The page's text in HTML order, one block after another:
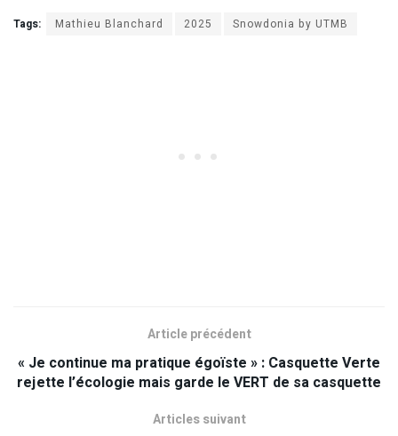
Tags: Mathieu Blanchard 2025 Snowdonia by UTMB
Article précédent
« Je continue ma pratique égoïste » : Casquette Verte
rejette l’écologie mais garde le VERT de sa casquette
Articles suivant